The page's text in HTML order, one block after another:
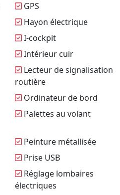
GPS
Hayon électrique
I-cockpit
Intérieur cuir
Lecteur de signalisation
routière
Ordinateur de bord
Palettes au volant
Peinture métallisée
Prise USB
Réglage lombaires
électriques